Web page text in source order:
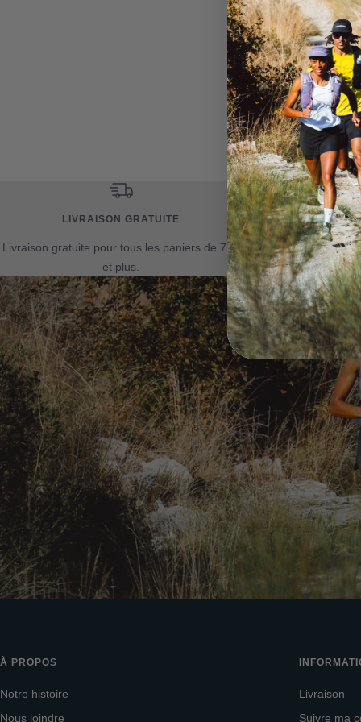
Planche de natation
MATÉRIEL
100% EVA
LIVRAISON GRATUITE
Livraison gratuite pour tous les paniers de 75$
et plus.
Politique de
les
À PROPOS
Notre histoire
Nous joindre
Livraison
Suivre ma